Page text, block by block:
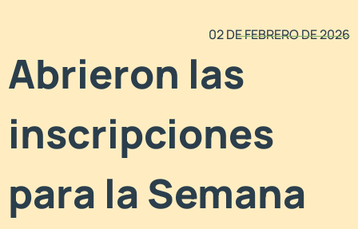
02 DE FEBRERO DE 2026
Abrieron las
inscripciones
para la Semana